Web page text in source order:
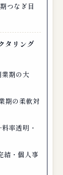
つなぎ目
タリング
期の大
期の柔軟対
率透明・
・個人事